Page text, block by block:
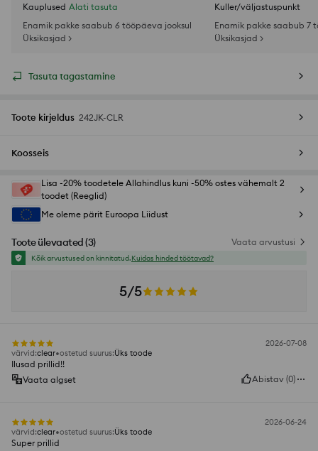
Kauplused Alati tasuta
Enamik pakke saabub 6 tööpäeva jooksul
Üksikasjad >
Kuller/väljastuspunkt
Enamik pakke saabub 7
Üksikasjad >
Tasuta tagastamine
Toote kirjeldus 242JK-CLR
Koosseis
Lisa -20% toodetele Allahindlus kuni -50% ostes vähemalt 2
toodet (Reeglid)
Me oleme pärit Euroopa Liidust
Toote ülevaated (3) Vaata arvustusi
Kõik arvustused on kinnitatud.Kuidas hinded töötavad?
5/5
2026-07-08
värvid:clear ostetud suurus:Üks toode
Ilusad prillid!!
Vaata algset
Abistav (0)
2026-06-24
värvid:clear ostetud suurus:Üks toode
Super prillid